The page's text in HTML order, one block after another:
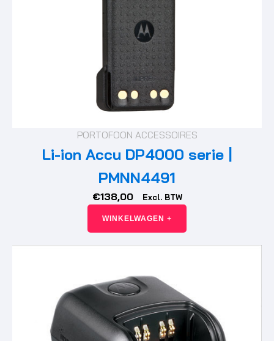
PORTOFOON ACCESSOIRES
Li-ion Accu DP4000 serie |
PMNN4491
€138,00 Excl. BTW
WINKELWAGEN +